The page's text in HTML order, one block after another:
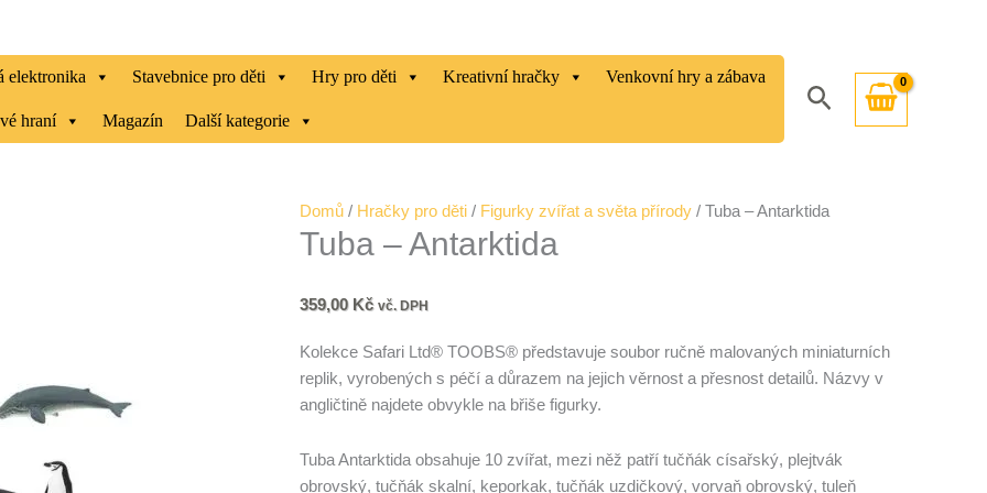
elektronika Stavebnice pro děti Hry pro děti Kreativní hračky Venkovní hry a zábava
hraní Magazín Další kategorie
Hledat
Domů / Hračky pro děti / Figurky zvířat a světa přírody / Tuba – Antarktida
Tuba – Antarktida
359,00 Kč vč. DPH
Kolekce Safari Ltd® TOOBS® představuje soubor ručně malovaných miniaturních
replik, vyrobených s péčí a důrazem na jejich věrnost a přesnost detailů. Názvy v
angličtině najdete obvykle na břiše figurky.
Tuba Antarktida obsahuje 10 zvířat, mezi něž patří tučňák císařský, plejtvák
obrovský, tučňák skalní, keporkak, tučňák uzdičkový, vorvaň obrovský, tuleň
Tuba
-